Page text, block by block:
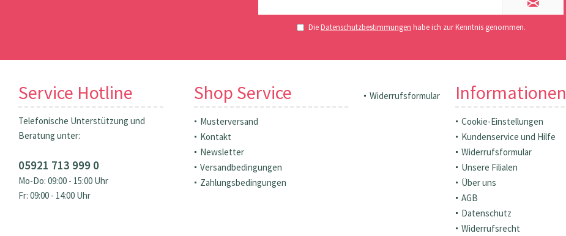
DieDatenschutzbestimmungen habe ich zur Kenntnis genommen.
Service Hotline
Telefonische Unterstützung und
Beratung unter:
05921 713 999 0
Mo-Do: 09:00 - 15:00 Uhr
Fr: 09:00 - 14:00 Uhr
Shop Service
Musterversand
Kontakt
Newsletter
Versandbedingungen
Zahlungsbedingungen
Widerrufsformular Informationen
Cookie-Einstellungen
Kundenservice und Hilfe
Widerrufsformular
Unsere Filialen
Über uns
AGB
Datenschutz
Widerrufsrecht